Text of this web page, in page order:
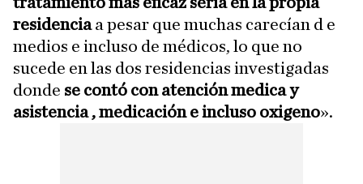
residenciaa pesar que muchas carecían d e
medios e incluso de médicos, lo que no
sucede en las dos residencias investigadas
donde se contó con atención medica y
asistencia , medicación e incluso oxigeno».